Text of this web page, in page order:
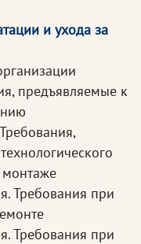
и ухода за
предъявляемые к
монтаже
Требования при
Требования при